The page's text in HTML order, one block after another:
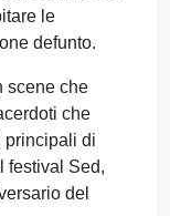
le
defunto.
scene che
che
principali di
festival Sed,
del